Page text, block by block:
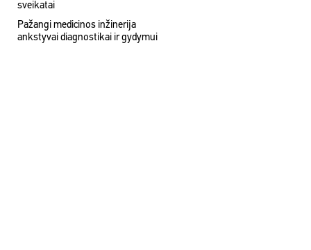
sveikatai
Pažangi medicinos inžinerija
ankstyvai diagnostikai ir gydymui